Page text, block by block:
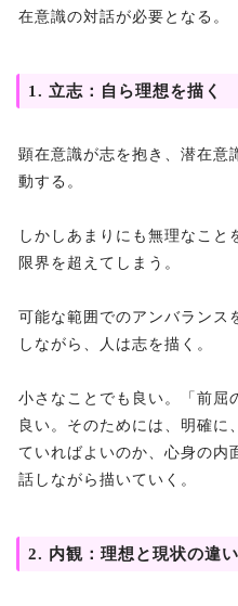
在意識の対話が必要となる。
1. 立志：自ら理想を描く
顕在意識が志を抱き、潜在意
動する。
しかしあまりにも無理なこ
限界を超えてしまう。
可能な範囲でのアンバランス
しながら、人は志を描く。
小さなことでも良い。「前屈
良い。そのためには、明確に
ていればよいのか、心身の内
話しながら描いていく。
2. 内観：理想と現状の違